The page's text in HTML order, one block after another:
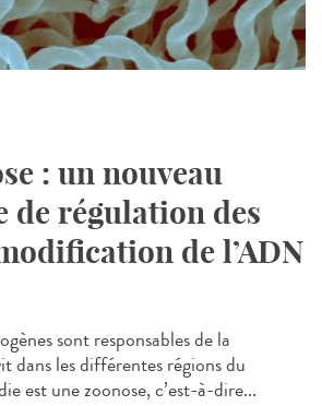
: un nouveau
de régulation des
de l’ADN
sont responsables de la
dans les différentes régions du
est une zoonose, c’est-à-dire...